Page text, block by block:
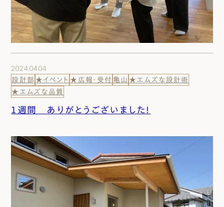
2024.04.04
設計部 ★イベント ★広報・受付 亀山 ★エムズな設計術
★エムズな品質
１週間 ありがとうございました！